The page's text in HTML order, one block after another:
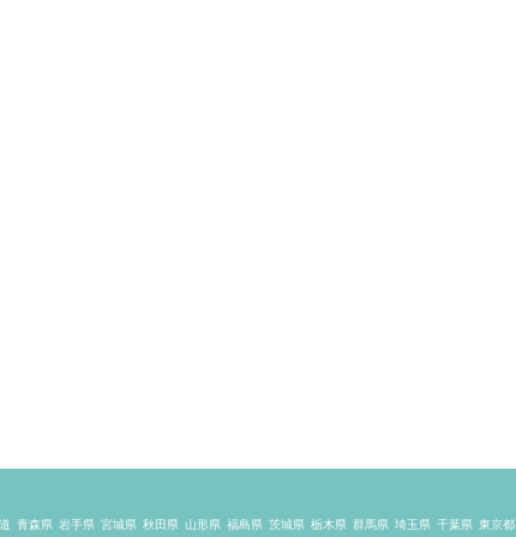
青森県 岩手県 宮城県 秋田県 山形県 福島県 茨城県 栃木県 群馬県 埼玉県 千葉県 東京都